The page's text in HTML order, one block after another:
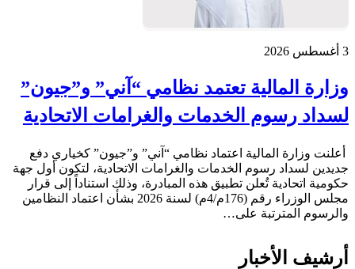
3 أغسطس 2026
وزارة المالية تعتمد نظامي “آني” و”جيون”
لسداد رسوم الخدمات والغرامات الاتحادية
أعلنت وزارة المالية اعتماد نظامي “آني” و”جيون” كخياري دفع
جديدين لسداد رسوم الخدمات والغرامات الاتحادية، لتكون أول جهة
حكومية اتحادية تُعلن تطبيق هذه المبادرة، وذلك استناداً إلى قرار
مجلس الوزراء رقم (176م/4م) لسنة 2026 بشأن اعتماد النظامين
والرسوم المترتبة على…
أرشيف الأخبار